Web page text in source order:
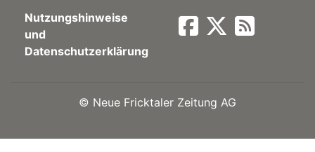
Nutzungshinweise
und
Datenschutzerklärung
© Neue Fricktaler Zeitung AG